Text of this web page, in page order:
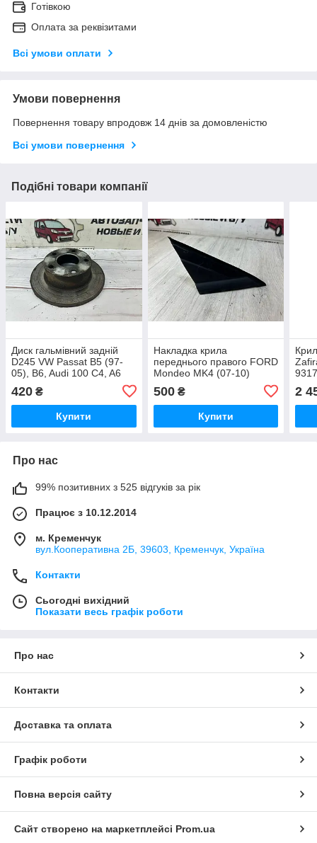
Готівкою
Оплата за реквізитами
Всі умови оплати
Умови повернення
Повернення товару впродовж 14 днів за домовленістю
Всі умови повернення
Подібні товари компанії
Диск гальмівний задній
D245 VW Passat B5 (97-
05), B6, Audi 100 C4, A6
420 ₴
Купити
Накладка крила
переднього правого FORD
Mondeo MK4 (07-10)
500₴
Купити
2
Про нас
99% позитивних з 525 відгуків за рік
Працює з 10.12.2014
м. Кременчук
вул.Кооперативна 2Б, 39603, Кременчук, Україна
Контакти
Сьогодні вихідний
Показати весь графік роботи
Про нас
Контакти
Доставка та оплата
Графік роботи
Повна версія сайту
Сайт створено на маркетплейсі Prom.ua